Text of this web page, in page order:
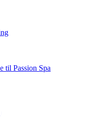
til Passion Spa